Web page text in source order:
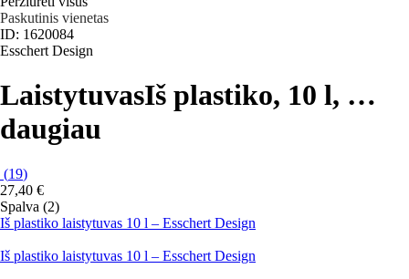
Paskutinis vienetas
ID: 1620084
Esschert Design
LaistytuvasIš plastiko, 10 l, …
daugiau
(19)
27,40 €
Spalva (2)
Iš plastiko laistytuvas 10 l – Esschert Design
Iš plastiko laistytuvas 10 l – Esschert Design